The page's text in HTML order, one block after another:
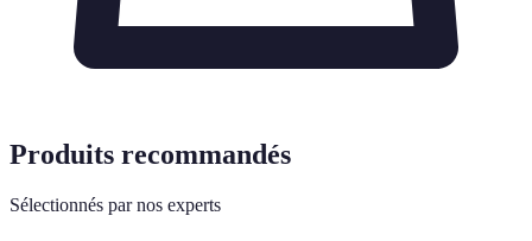
Produits recommandés
Sélectionnés par nos experts